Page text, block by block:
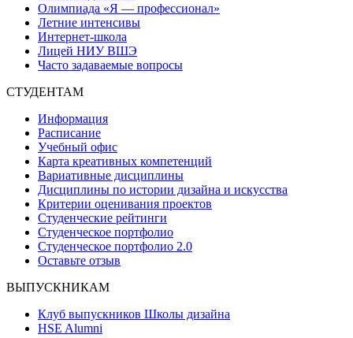
Олимпиада «Я — профессионал»
Летние интенсивы
Интернет-школа
Лицей НИУ ВШЭ
Часто задаваемые вопросы
СТУДЕНТАМ
Информация
Расписание
Учебный офис
Карта креативных компетенций
Вариативные дисциплины
Дисциплины по истории дизайна и искусства
Критерии оценивания проектов
Студенческие рейтинги
Студенческое портфолио
Студенческое портфолио 2.0
Оставьте отзыв
ВЫПУСКНИКАМ
Клуб выпускников Школы дизайна
HSE Alumni